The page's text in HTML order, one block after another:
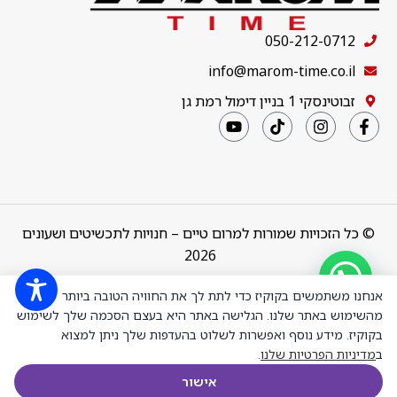
050-212-0712
info@marom-time.co.il
זבוטינסקי 1 בניין דימול רמת גן
© כל הזכויות שמורות למרום טיים – חנויות לתכשיטים ושעונים
2026
Design & Code bythebuildup
צמיד טניס
ארבע שיניים
קולקציה 5
אורך 17 סמ
כסף מצופה
זהב אדום
רוזגולד
₪1,549.00 הוספה
אנחנו משתמשים בקוקיז כדי לתת לך את החוויה הטובה ביותר
מהשימוש באתר שלנו. הגלישה באתר היא בעצם הסכמה שלך לשימוש
בקוקיז. מידע נוסף ואפשרות לשלוט בהעדפות שלך ניתן למצוא
במדיניות הפרטיות שלנו.
אישור